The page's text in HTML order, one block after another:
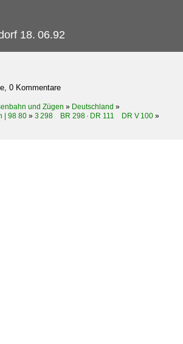
18. 06.92
0 Kommentare
und Zügen » Deutschland »
| 98 80 » 3 298 BR 298 · DR 111 DR V 100 »